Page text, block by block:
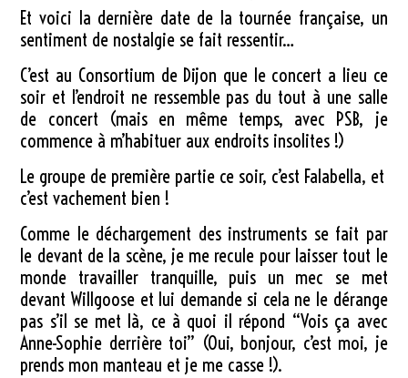
Et voici la dernière date de la tournée française, un
sentiment de nostalgie se fait ressentir…
C’est au Consortium de Dijon que le concert a lieu ce
soir et l’endroit ne ressemble pas du tout à une salle
de concert (mais en même temps, avec PSB, je
commence à m’habituer aux endroits insolites !)
Le groupe de première partie ce soir, c’est Falabella, et
c’est vachement bien !
Comme le déchargement des instruments se fait par
le devant de la scène, je me recule pour laisser tout le
monde travailler tranquille, puis un mec se met
devant Willgoose et lui demande si cela ne le dérange
pas s’il se met là, ce à quoi il répond “Vois ça avec
Anne-Sophie derrière toi” (Oui, bonjour, c’est moi, je
prends mon manteau et je me casse !).